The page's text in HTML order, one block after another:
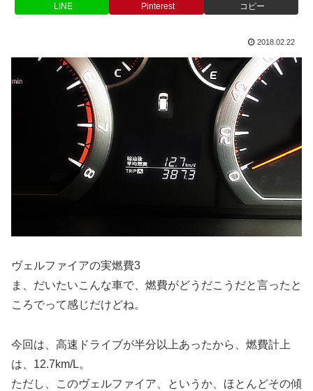
LINE Pinterest コピー
2018.02.22
ヴェルファイアの実燃費3
ま、だいたいこんな車で、燃費がどうだこうだと言ったと
ころでって感じだけどね。
今回は、高速ドライブが半分以上あったから、燃費計上
は、12.7km/L。
ただし、このヴェルファイア、というか、ほとんどその傾